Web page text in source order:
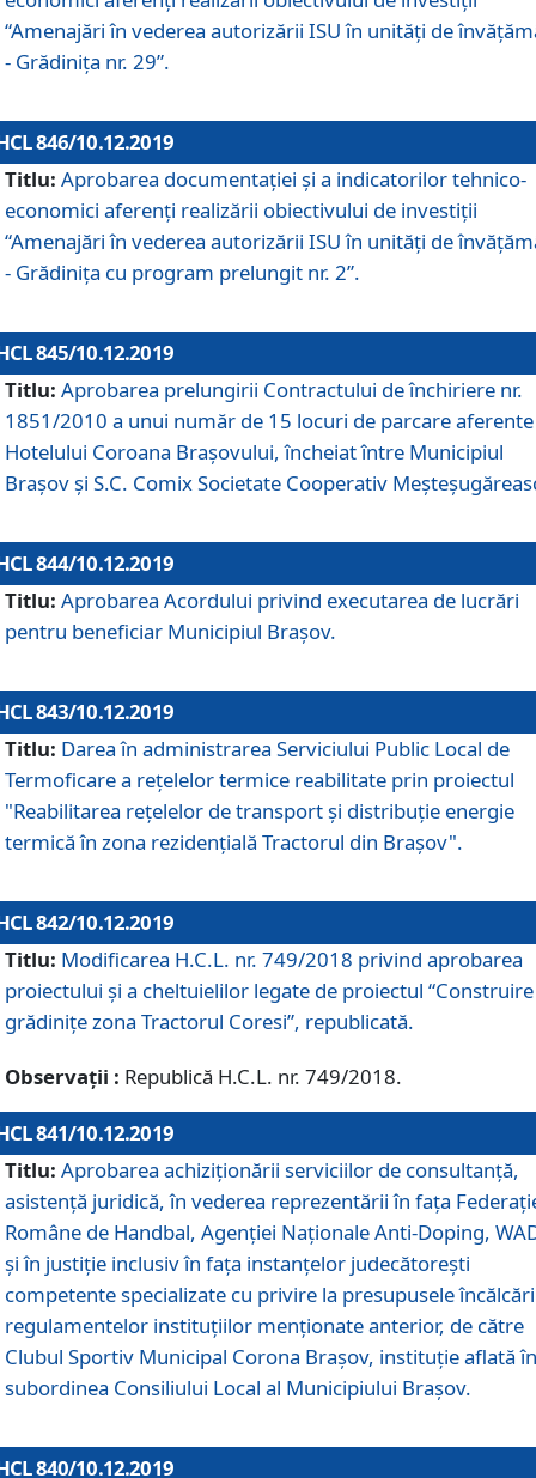
“Amenajări în vederea autorizării ISU în unități de
- Grădinița nr. 29”.
846/10.12.2019
Titlu: Aprobarea documentației și a indicatorilor tehnico-
economici aferenți realizării obiectivului de investiții
“Amenajări în vederea autorizării ISU în unități de
- Grădinița cu program prelungit nr. 2”.
845/10.12.2019
Titlu: Aprobarea prelungirii Contractului de închiriere nr.
1851/2010 a unui număr de 15 locuri de parcare aferente
Hotelului Coroana Brașovului, încheiat între Municipiul
Braşov şi S.C. Comix Societate Cooperativ
844/10.12.2019
Titlu: Aprobarea Acordului privind executarea de lucrări
pentru beneficiar Municipiul Brașov.
843/10.12.2019
Titlu: Darea în administrarea Serviciului Public Local de
Termoficare a rețelelor termice reabilitate prin proiectul
"Reabilitarea reţelelor de transport şi distribuţie energie
termică în zona rezidenţială Tractorul din Braşov".
842/10.12.2019
Titlu: Modificarea H.C.L. nr. 749/2018 privind aprobarea
proiectului și a cheltuielilor legate de proiectul “Construire
grădinițe zona Tractorul Coresi”, republicată.
Observații : Republică H.C.L. nr. 749/2018.
841/10.12.2019
Titlu: Aprobarea achiziționării serviciilor de consultanță,
asistență juridică, în vederea reprezentării în fața
Române de Handbal, Agenției Naționale Anti-Doping,
și în justiție inclusiv în fața instanțelor judecătorești
competente specializate cu privire la presupusele
regulamentelor instituțiilor menționate anterior, de către
Clubul Sportiv Municipal Corona Braşov, instituție aflată în
subordinea Consiliului Local al Municipiului Brașov.
840/10.12.2019